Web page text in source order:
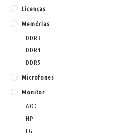
Licenças
Memórias
DDR3
DDR4
DDR5
Microfones
Monitor
AOC
HP
LG